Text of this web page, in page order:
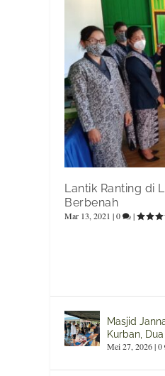
Lantik Ranting di
Berbenah
Mar 13, 2021 |0 |
Masjid
Kurban,
Mei 27, 2026|0